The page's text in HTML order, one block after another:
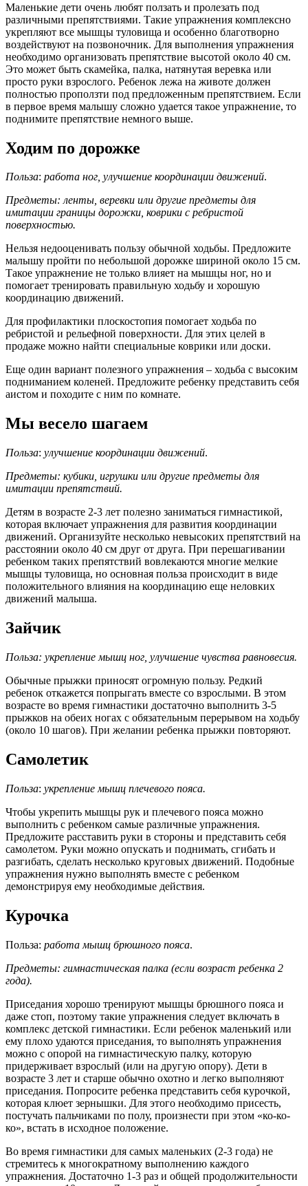
Маленькие дети очень любят ползать и пролезать под
различными препятствиями. Такие упражнения комплексно
укрепляют все мышцы туловища и особенно благотворно
воздействуют на позвоночник. Для выполнения упражнения
необходимо организовать препятствие высотой около 40 см.
Это может быть скамейка, палка, натянутая веревка или
просто руки взрослого. Ребенок лежа на животе должен
полностью проползти под предложенным препятствием. Если
в первое время малышу сложно удается такое упражнение, то
поднимите препятствие немного выше.
Ходим по дорожке
Польза: работа ног, улучшение координации движений.
Предметы: ленты, веревки или другие предметы для
имитации границы дорожки, коврики с ребристой
поверхностью.
Нельзя недооценивать пользу обычной ходьбы. Предложите
малышу пройти по небольшой дорожке шириной около 15 см.
Такое упражнение не только влияет на мышцы ног, но и
помогает тренировать правильную ходьбу и хорошую
координацию движений.
Для профилактики плоскостопия помогает ходьба по
ребристой и рельефной поверхности. Для этих целей в
продаже можно найти специальные коврики или доски.
Еще один вариант полезного упражнения – ходьба с высоким
подниманием коленей. Предложите ребенку представить себя
аистом и походите с ним по комнате.
Мы весело шагаем
Польза: улучшение координации движений.
Предметы: кубики, игрушки или другие предметы для
имитации препятствий.
Детям в возрасте 2-3 лет полезно заниматься гимнастикой,
которая включает упражнения для развития координации
движений. Организуйте несколько невысоких препятствий на
расстоянии около 40 см друг от друга. При перешагивании
ребенком таких препятствий вовлекаются многие мелкие
мышцы туловища, но основная польза происходит в виде
положительного влияния на координацию еще неловких
движений малыша.
Зайчик
Польза: укрепление мышц ног, улучшение чувства равновесия.
Обычные прыжки приносят огромную пользу. Редкий
ребенок откажется попрыгать вместе со взрослыми. В этом
возрасте во время гимнастики достаточно выполнить 3-5
прыжков на обеих ногах с обязательным перерывом на ходьбу
(около 10 шагов). При желании ребенка прыжки повторяют.
Самолетик
Польза: укрепление мышц плечевого пояса.
Чтобы укрепить мышцы рук и плечевого пояса можно
выполнить с ребенком самые различные упражнения.
Предложите расставить руки в стороны и представить себя
самолетом. Руки можно опускать и поднимать, сгибать и
разгибать, сделать несколько круговых движений. Подобные
упражнения нужно выполнять вместе с ребенком
демонстрируя ему необходимые действия.
Курочка
Польза: работа мышц брюшного пояса.
Предметы: гимнастическая палка (если возраст ребенка 2
года).
Приседания хорошо тренируют мышцы брюшного пояса и
даже стоп, поэтому такие упражнения следует включать в
комплекс детской гимнастики. Если ребенок маленький или
ему плохо удаются приседания, то выполнять упражнения
можно с опорой на гимнастическую палку, которую
придерживает взрослый (или на другую опору). Дети в
возрасте 3 лет и старше обычно охотно и легко выполняют
приседания. Попросите ребенка представить себя курочкой,
которая клюет зернышки. Для этого необходимо присесть,
постучать пальчиками по полу, произнести при этом «ко-ко-
ко», встать в исходное положение.
Во время гимнастики для самых маленьких (2-3 года) не
стремитесь к многократному выполнению каждого
упражнения. Достаточно 1-3 раз и общей продолжительности